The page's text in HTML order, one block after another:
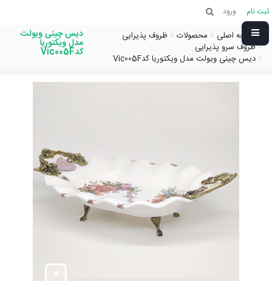
ثبت نام ورود
صفحه اصلی محصولات
ظروف پذیرایی
ظروف سرو پذیرایی
دیس چینی ویولت مدل ویکتوریا کدVic005F
دیس چینی ویولت
مدل ویکتوریا
کدVic005F